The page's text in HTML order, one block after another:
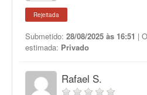
Rejeitada
Submetido: 28/08/2025 às 16:51 |
estimada: Privado
Rafael S.